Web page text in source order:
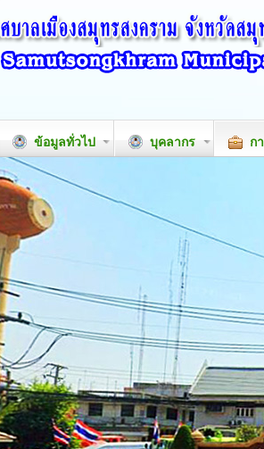
ข้อมูลทั่วไป บุคลากร ก